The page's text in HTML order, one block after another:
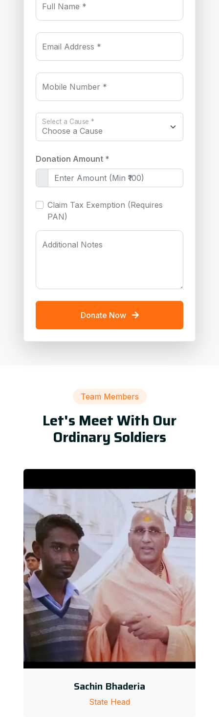
Full Name *
Email Address *
Mobile Number *
Select a Cause *
Donation Amount *
Claim Tax Exemption (Requires
PAN)
Additional Notes
Donate Now
Team Members
Let's Meet With Our
Ordinary Soldiers
Sachin Bhaderia
State Head